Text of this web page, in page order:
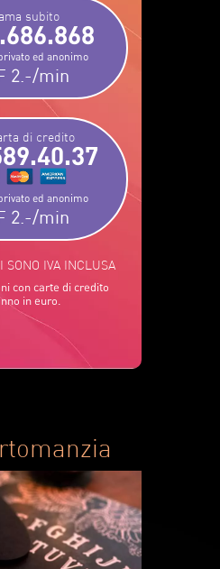
subito
ed anonimo
2.-/min
di credito
ed anonimo
2.-/min
SONO IVA INCLUSA
con carte di credito
in euro.